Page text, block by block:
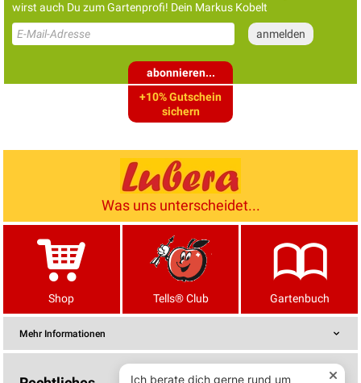
wirst auch Du zum Gartenprofi! Dein Markus Kobelt
abonnieren...
+10% Gutschein
sichern
Was uns unterscheidet...
Shop Tells® Club Gartenbuch
Mehr Informationen